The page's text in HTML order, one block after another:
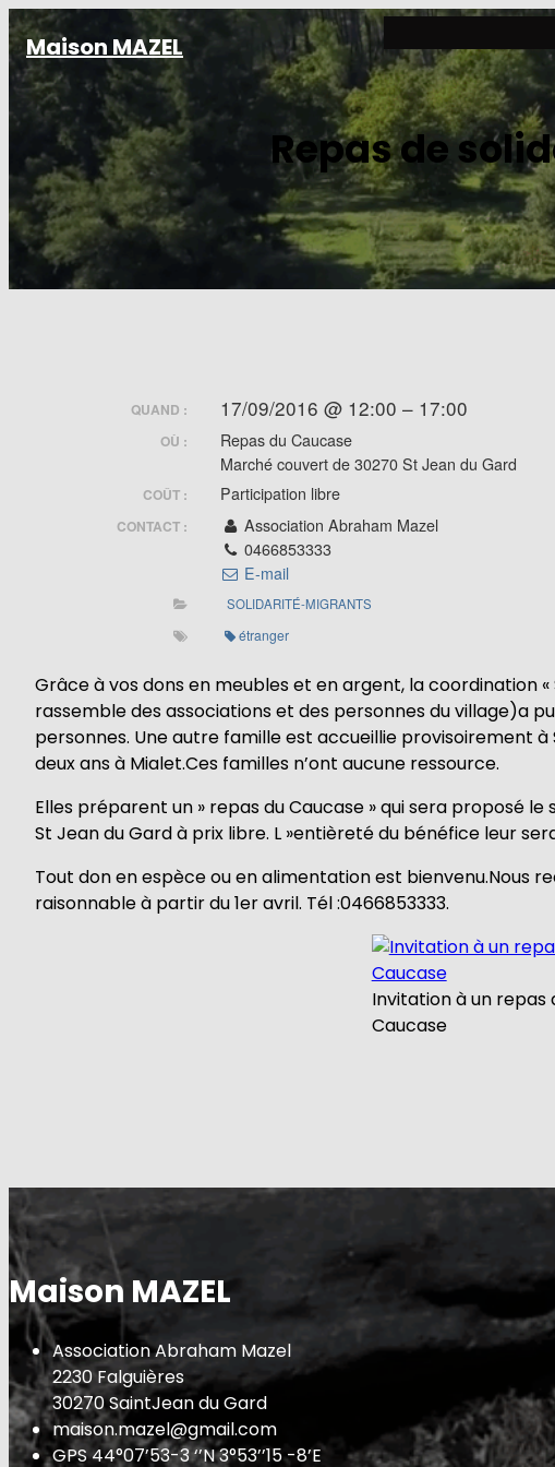
Aller
au
contenu
Maison MAZEL
Repas de
QUAND : 17/09/2016 @ 12:00 – 17:00
OÙ :
Repas du Caucase
Marché couvert de 30270 St Jean du Gard
COÛT : Participation libre
CONTACT :
Association Abraham Mazel
0466853333
E-mail
SOLIDARITÉ-MIGRANTS
étranger
Grâce à vos dons en meubles et en argent, la coordination
rassemble des associations et des personnes du village)a
personnes. Une autre famille est accueillie provisoirement à
deux ans à Mialet.Ces familles n’ont aucune ressource.
Elles préparent un » repas du Caucase » qui sera proposé
St Jean du Gard à prix libre. L »entièreté du bénéfice leur
Tout don en espèce ou en alimentation est bienvenu.Nous
raisonnable à partir du 1er avril. Tél :0466853333.
Invitation à un repas
Caucase
Maison MAZEL
Association Abraham Mazel
2230 Falguières
30270 SaintJean du Gard
maison.mazel@gmail.com
GPS 44°07’53-3 ‘’N 3°53’’15 -8’E